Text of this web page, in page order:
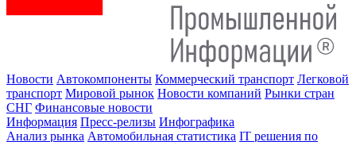
Новости Автокомпоненты Коммерческий транспорт Легковой
транспорт Мировой рынок Новости компаний Рынки стран
СНГ Финансовые новости
Информация Пресс-релизы Инфографика
Анализ рынка Автомобильная статистика IT решения по